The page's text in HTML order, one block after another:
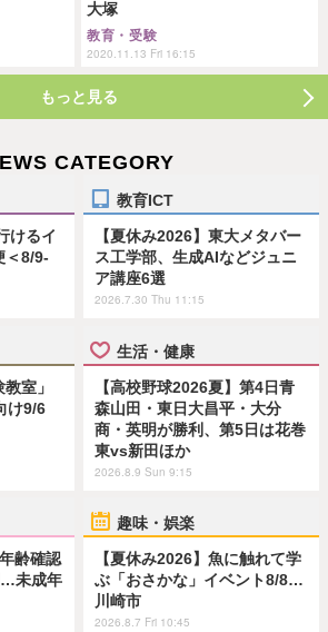
大塚
教育・受験
2020.11.13 Fri 16:15
もっと見る
CATEGORY
けるイ
＜8/9-
教育ICT
【夏休み2026】東大メタバー
ス工学部、生成AIなどジュニ
ア講座6選
2026.7.30 Thu 11:15
室」
け9/6
生活・健康
【高校野球2026夏】第4日青
森山田・東日大昌平・大分
商・英明が勝利、第5日は花巻
東vs新田ほか
2026.8.9 Sun 9:15
齢確認
…未成年
趣味・娯楽
【夏休み2026】魚に触れて学
ぶ「おさかな」イベント8/8…
川崎市
2026.8.7 Fri 10:45